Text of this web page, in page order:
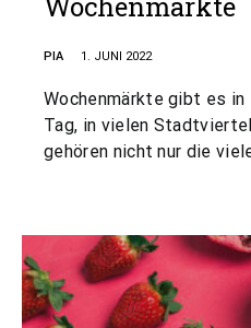
PIA 1. JUNI 2022
Wochenmärkte gibt es
Tag, in vielen
gehören nicht nur die